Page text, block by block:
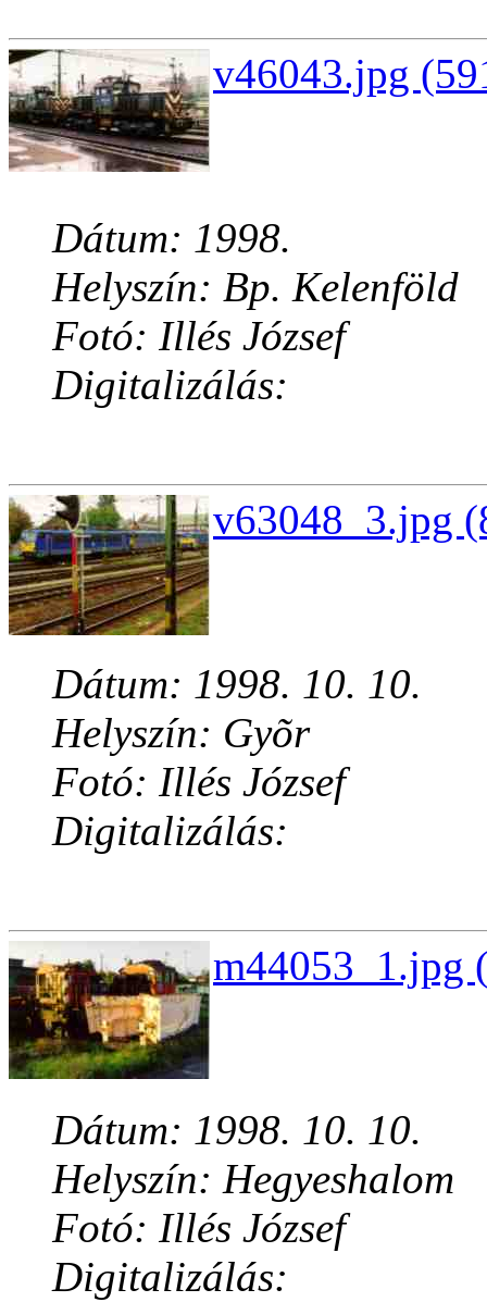
v46043.jpg
Dátum: 1998.
Helyszín: Bp. Kelenföld
Fotó: Illés József
Digitalizálás:
v63048_3.jpg
Dátum: 1998. 10. 10.
Helyszín: Gyõr
Fotó: Illés József
Digitalizálás:
m44053_1.jpg
Dátum: 1998. 10. 10.
Helyszín: Hegyeshalom
Fotó: Illés József
Digitalizálás: